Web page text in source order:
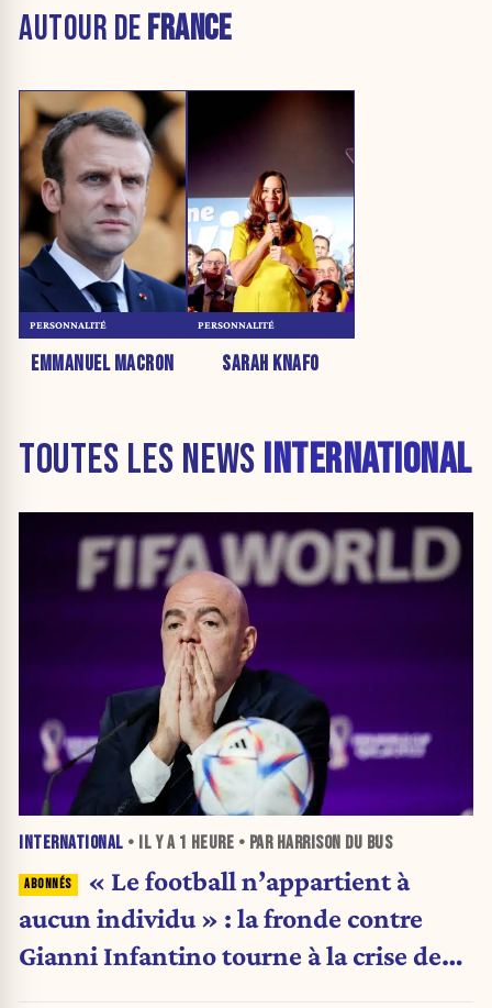
AUTOUR DEFRANCE
EMMANUEL MACRON
PERSONNALITÉ
SARAH KNAFO
PERSONNALITÉ
TOUTES LES NEWS INTERNATIONAL
INTERNATIONAL • IL Y A 1 HEURE • PAR HARRISON DU BUS
« Le football n’appartient à
aucun individu » : la fronde contre
Gianni Infantino tourne à la crise de